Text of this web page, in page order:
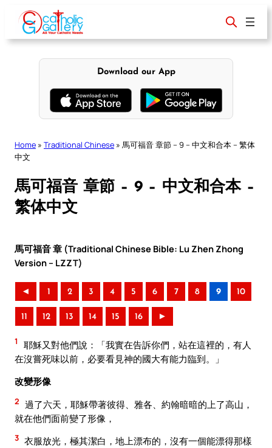
content
Download our App
Home » Traditional Chinese » 馬可福音 章節 – 9 – 中文和合本 – 繁体
中文
馬可福音 章節 – 9 – 中文和合本 –
繁体中文
馬可福音 章 (Traditional Chinese Bible: Lu Zhen Zhong
Version – LZZT)
◄ 1 2 3 4 5 6 7 8 9 10
11 12 13 14 15 16 ►
1
耶穌又對他們說：「我實在告訴你們，站在這裡的，有人
在沒嘗死味以前，必要看見神的國大有能力臨到。」
改變形像
2 過了六天，耶穌帶著彼得、雅各、約翰暗暗的上了高山，
就在他們面前變了形像，
3 衣服放光，極其潔白，地上漂布的，沒有一個能漂得那樣